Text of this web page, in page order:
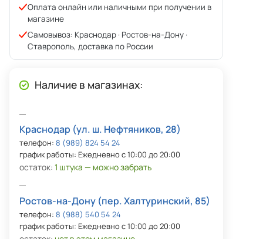
Оплата онлайн или наличными при получении в
магазине
Самовывоз: Краснодар · Ростов-на-Дону ·
Ставрополь, доставка по России
Наличие в магазинах:
Краснодар (ул. ш. Нефтяников, 28)
телефон: 8 (989) 824 54 24
график работы: Ежедневно с 10:00 до 20:00
остаток: 1 штука — можно забрать
Ростов-на-Дону (пер. Халтуринский, 85)
телефон: 8 (988) 540 54 24
график работы: Ежедневно с 10:00 до 20:00